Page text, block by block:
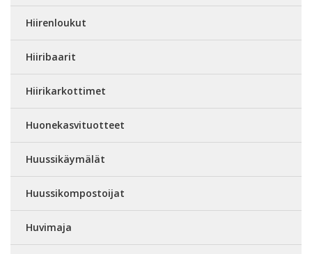
Hiirenloukut
Hiiribaarit
Hiirikarkottimet
Huonekasvituotteet
Huussikäymälät
Huussikompostoijat
Huvimaja